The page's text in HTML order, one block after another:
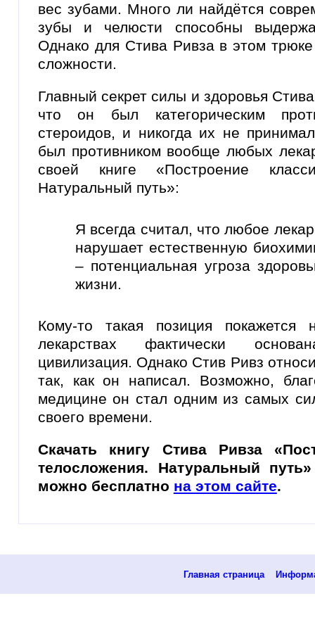
вес зубами. Много ли найдётся
зубы и челюсти способны
Однако для Стива Ривза в этом
сложности.
Главный секрет силы и здоровья
что он был категорическим
стероидов, и никогда их не
был противником вообще любых
своей книге «Построение
Натуральный путь»:
Я всегда считал, что любое
нарушает естественную
– потенциальная угроза
жизни.
Кому-то такая позиция
лекарствах фактически
цивилизация. Однако Стив Ривз
так, как он написал. Возможно,
медицине он стал одним из самых
своего времени.
Скачать книгу Стива Ривза
телосложения. Натуральный
можно бесплатно на этом сайте.
Главная страница